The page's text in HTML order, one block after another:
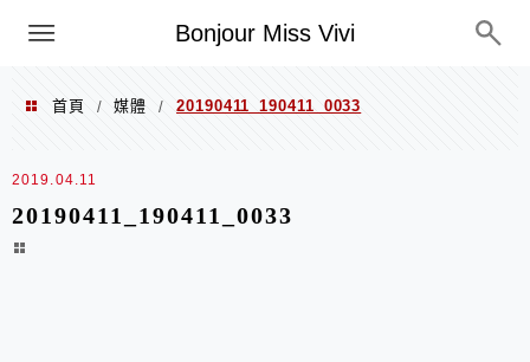
Bonjour Miss Vivi
選單
首頁 / 媒體 / 20190411_190411_0033
2019.04.11
20190411_190411_0033